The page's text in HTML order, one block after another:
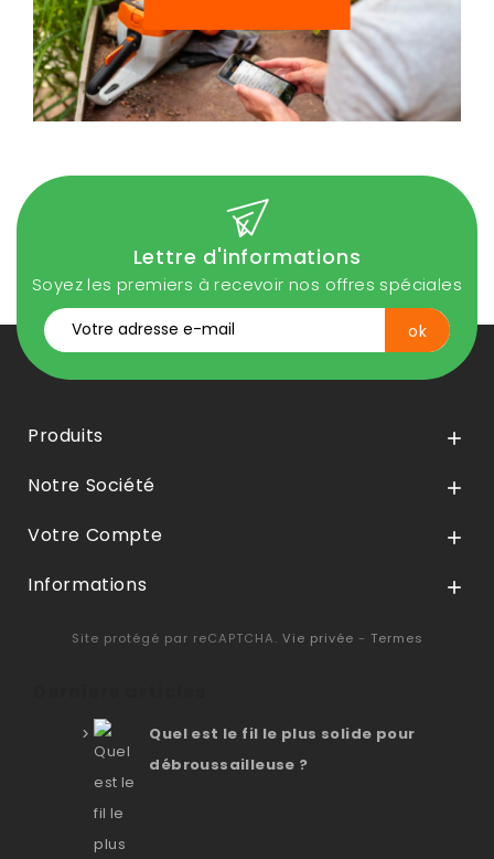
Lettre d'informations
Soyez les premiers à recevoir nos offres spéciales
Produits 
Notre Société 
Votre Compte 
Informations 
Site protégé par reCAPTCHA. Vie privée - Termes
Quel est le fil le plus solide pour
débroussailleuse ?